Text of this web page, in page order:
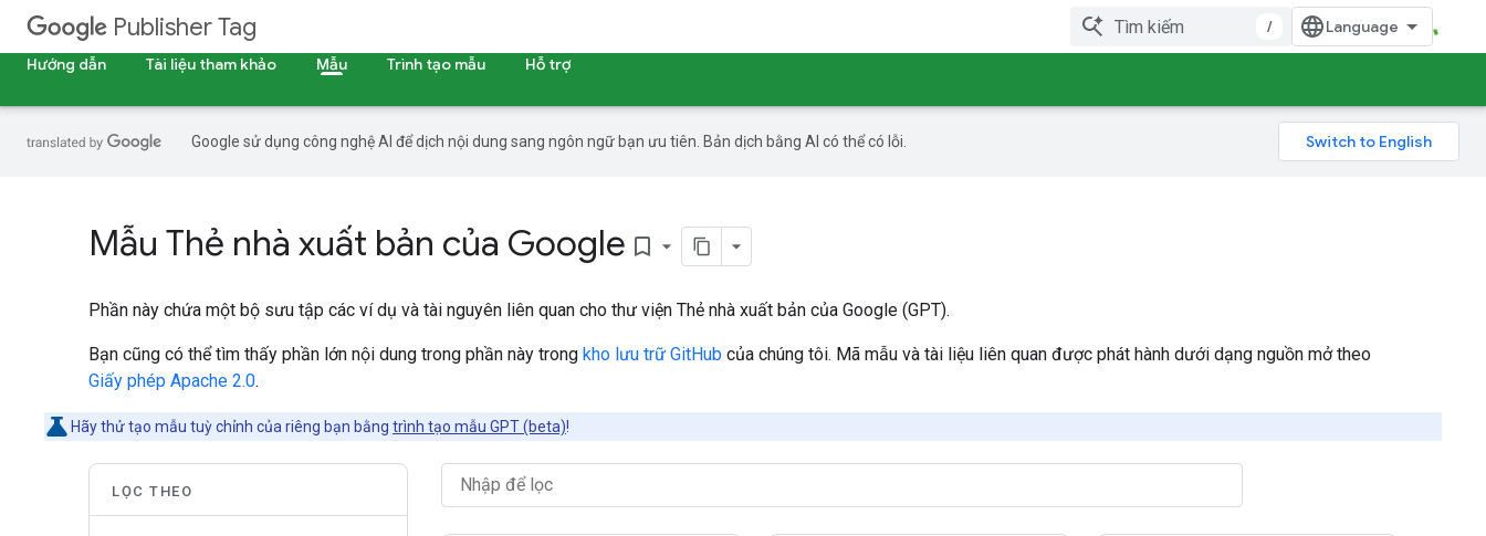
Publisher Tag
/
Hướng dẫn
Tài liệu tham khảo Mẫu Trình tạo mẫu Hỗ trợ
Google sử dụng công nghệ AI để dịch nội dung sang ngôn ngữ bạn ưu tiên. Bản dịch bằng AI có thể có lỗi.
Mẫu Thẻ nhà xuất bản của Google bookmark_border
Phần này chứa một bộ sưu tập các ví dụ và tài nguyên liên quan cho thư viện Thẻ nhà xuất bản của Google (GPT).
Bạn cũng có thể tìm thấy phần lớn nội dung trong phần này trong kho lưu trữ GitHub của chúng tôi. Mã mẫu và tài liệu liên quan được phát hành dưới dạng nguồn mở theo
Giấy phép Apache 2.0.
Hãy thử tạo mẫu tuỳ chỉnh của riêng bạn bằng trình tạo mẫu GPT (beta)!
LỌC THEO